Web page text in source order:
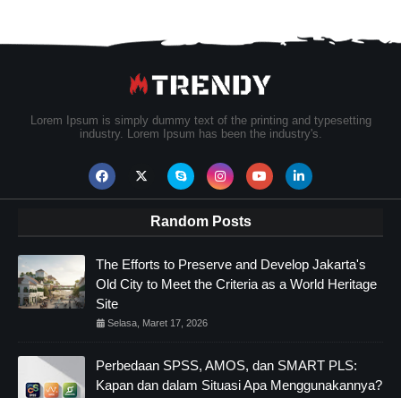
Lorem Ipsum is simply dummy text of the printing and typesetting
industry. Lorem Ipsum has been the industry's.
Random Posts
The Efforts to Preserve and Develop Jakarta's
Old City to Meet the Criteria as a World Heritage
Site
Selasa, Maret 17, 2026
Perbedaan SPSS, AMOS, dan SMART PLS:
Kapan dan dalam Situasi Apa Menggunakannya?